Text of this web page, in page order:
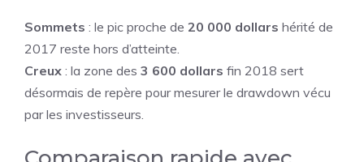
Sommets : le pic proche de 20 000 dollars hérité de
2017 reste hors d’atteinte.
Creux : la zone des 3 600 dollars fin 2018 sert
désormais de repère pour mesurer le drawdown vécu
par les investisseurs.